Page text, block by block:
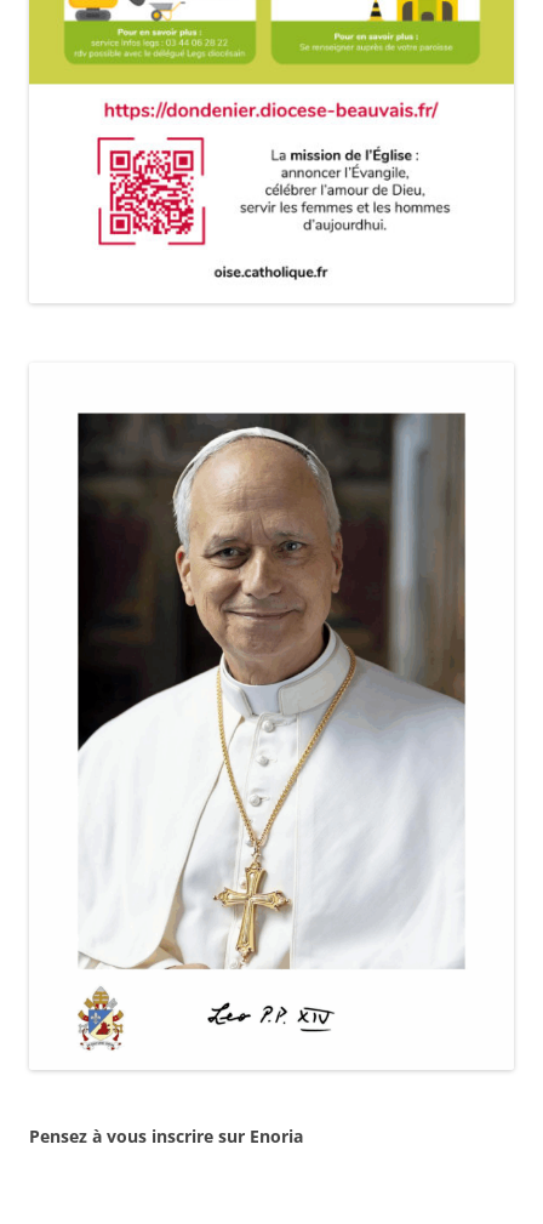
Pensez à vous inscrire sur Enoria